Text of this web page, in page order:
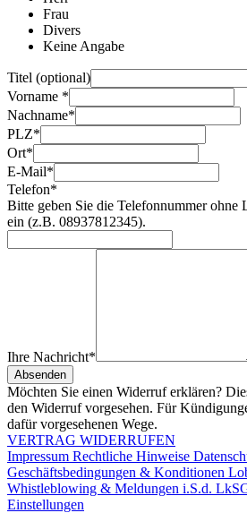
Frau
Divers
Keine Angabe
Titel (optional)
Vorname *
Nachname*
PLZ*
Ort*
E-Mail*
Telefon*
Bitte geben Sie die Telefonnummer ohne
ein (z.B. 08937812345).
Ihre Nachricht*
Absenden
Möchten Sie einen Widerruf erklären?
den Widerruf vorgesehen. Für
dafür vorgesehenen Wege.
VERTRAG WIDERRUFEN
Impressum Rechtliche Hinweise
Geschäftsbedingungen & Konditionen
Whistleblowing & Meldungen i.S.d.
Einstellungen